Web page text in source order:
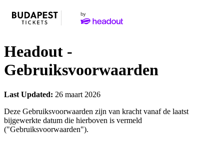
Headout -
Gebruiksvoorwaarden
Last Updated: 26 maart 2026
Deze Gebruiksvoorwaarden zijn van kracht vanaf de laatst
bijgewerkte datum die hierboven is vermeld
("Gebruiksvoorwaarden").